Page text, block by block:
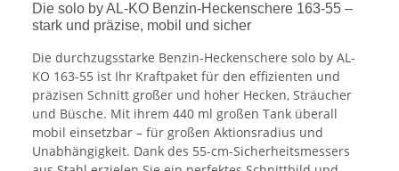
Die solo by AL-KO Benzin-Heckenschere 163-55 –
stark und präzise, mobil und sicher
Die durchzugsstarke Benzin-Heckenschere solo by AL-
KO 163-55 ist Ihr Kraftpaket für den effizienten und
präzisen Schnitt großer und hoher Hecken, Sträucher
und Büsche. Mit ihrem 440 ml großen Tank überall
mobil einsetzbar – für großen Aktionsradius und
Unabhängigkeit. Dank des 55-cm-Sicherheitsmessers